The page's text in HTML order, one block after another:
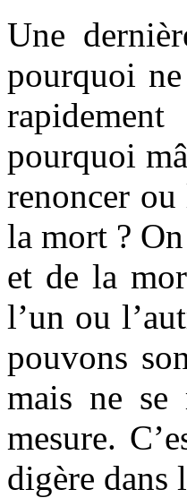
Une
pourquoi
pourquoi
renoncer
la mort ?
et de la
l’un ou
pouvons
mais ne
mesure.
digère dans